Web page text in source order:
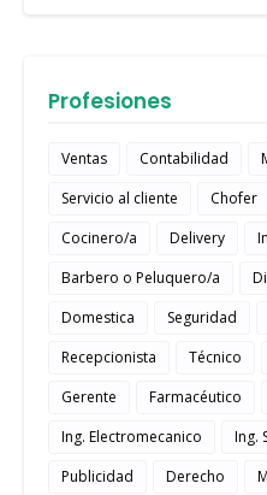
Profesiones
Ventas Contabilidad
Servicio al cliente
Chofer
Cocinero/a
Delivery
Barbero o Peluquero/a
Domestica
Seguridad
Recepcionista
Técnico
Gerente
Farmacéutico
Ing. Electromecanico
Ing.
Publicidad
Derecho